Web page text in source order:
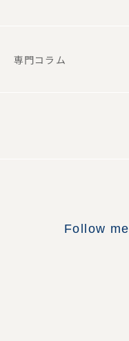
専門コラム
Follow me